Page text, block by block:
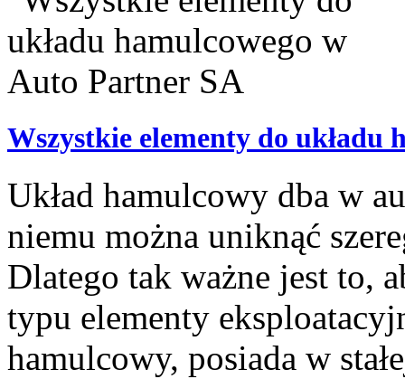
Wszystkie elementy do układu
Układ hamulcowy dba w
niemu można uniknąć
Dlatego tak ważne jest to,
typu elementy
hamulcowy, posiada w